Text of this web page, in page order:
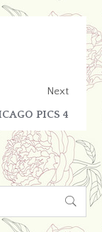
Next
PICS 4
